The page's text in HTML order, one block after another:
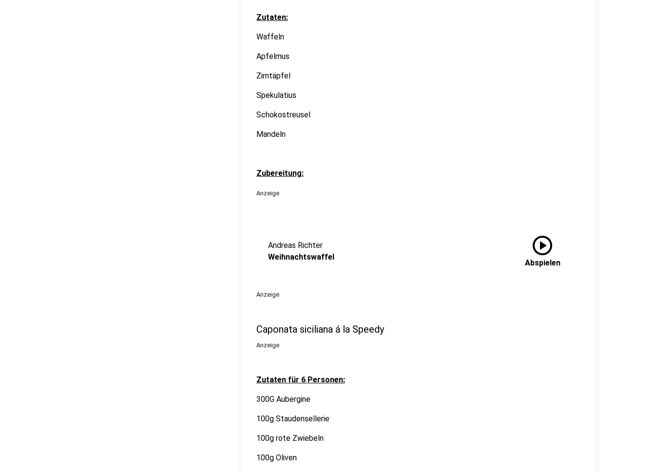
Zutaten:
Waffeln
Apfelmus
Zimtäpfel
Spekulatius
Schokostreusel
Mandeln
Zubereitung:
Anzeige
Andreas Richter
Weihnachtswaffel
play_circle
Abspielen
Anzeige
Caponata siciliana á la Speedy
Anzeige
Zutaten für 6 Personen:
300G Aubergine
100g Staudensellerie
100g rote Zwiebeln
100g Oliven